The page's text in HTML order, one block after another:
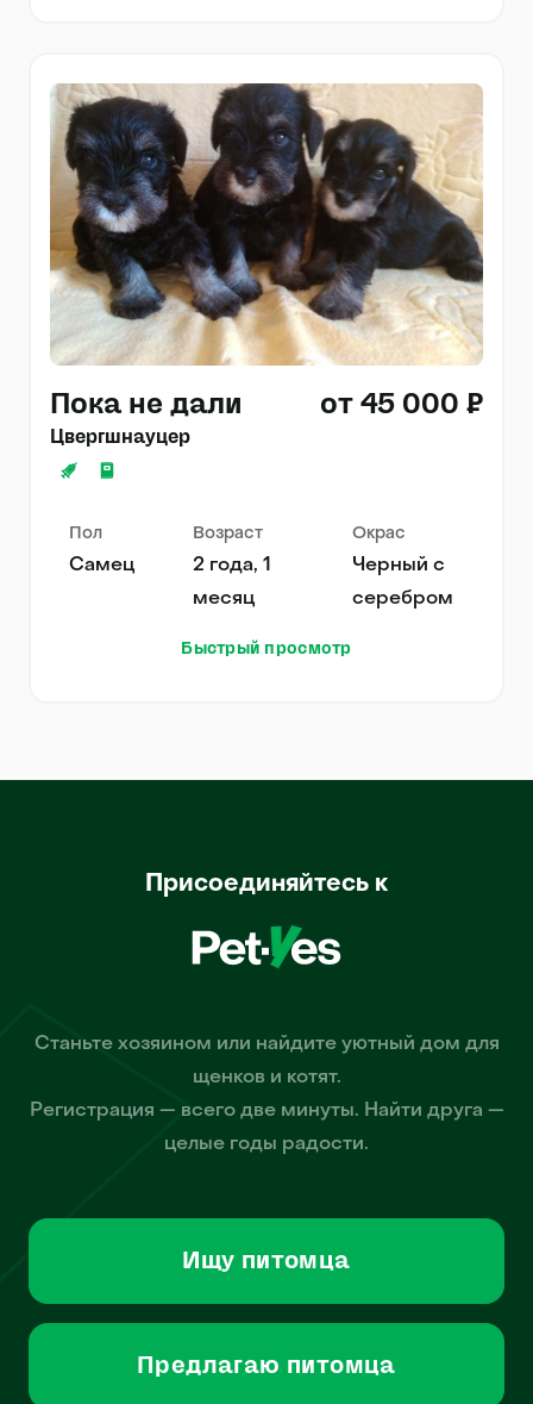
Пока не дали от 45 000 ₽
Цвергшнауцер
Пол
Самец
Возраст
2 года, 1
месяц
Окрас
Черный с
серебром
Быстрый просмотр
Присоединяйтесь к
Станьте хозяином или найдите уютный дом для
щенков и котят.
Регистрация — всего две минуты. Найти друга —
целые годы радости.
Ищу питомца
Предлагаю питомца